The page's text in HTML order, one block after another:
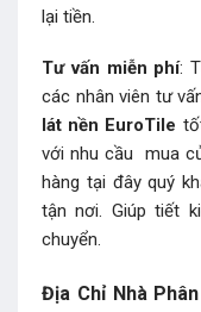
lại tiền.
Tư vấn miễn phí:
các nhân viên tư
lát nền EuroTile
với nhu cầu mua
hàng tại đây quý
tận nơi. Giúp tiết
chuyển.
Địa Chỉ Nhà